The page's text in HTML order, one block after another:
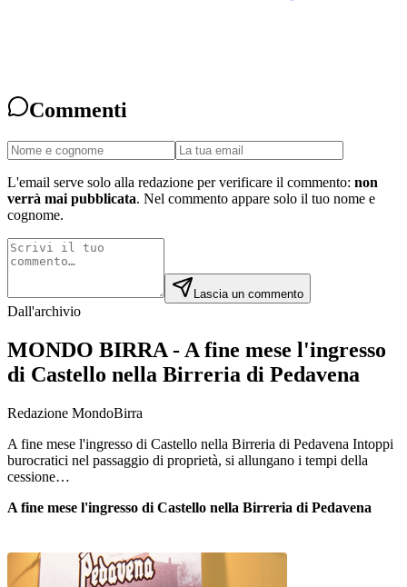
Commenti
L'email serve solo alla redazione per verificare il commento: non
verrà mai pubblicata. Nel commento appare solo il tuo nome e
cognome.
Lascia un commento
Dall'archivio
MONDO BIRRA - A fine mese l'ingresso
di Castello nella Birreria di Pedavena
Redazione MondoBirra
A fine mese l'ingresso di Castello nella Birreria di Pedavena Intoppi
burocratici nel passaggio di proprietà, si allungano i tempi della
cessione…
A fine mese l'ingresso di Castello nella Birreria di Pedavena